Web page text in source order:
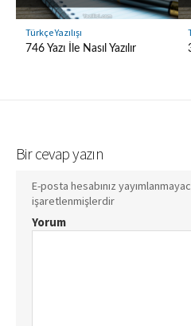
Türkçe Yazılışı
746 Yazı İle Nasıl Yazılır
Bir cevap yazın
E-posta hesabınız
işaretlenmişlerdir
Yorum